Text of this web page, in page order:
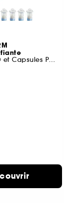
Appareil LED et Capsules Purity